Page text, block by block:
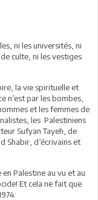
ni les universités, ni
culte, ni les vestiges
la vie spirituelle et
n’est par les bombes,
et les femmes de
les Palestiniens
Sufyan Tayeh, de
Shabir, d’écrivains et
Palestine au vu et au
Et cela ne fait que